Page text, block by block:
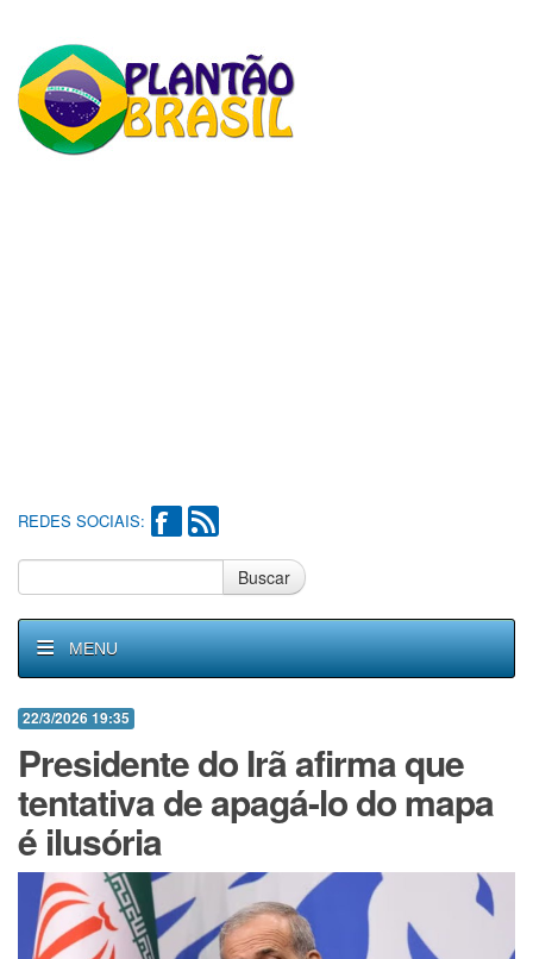
REDES SOCIAIS:
Buscar
MENU
22/3/2026 19:35
Presidente do Irã afirma que
tentativa de apagá-lo do mapa
é ilusória